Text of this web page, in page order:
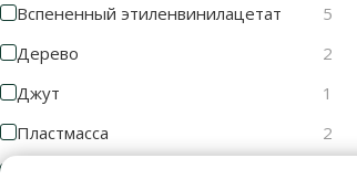
Вспененный этиленвинилацетат
5
Дерево
2
Джут
1
Пластмасса
2